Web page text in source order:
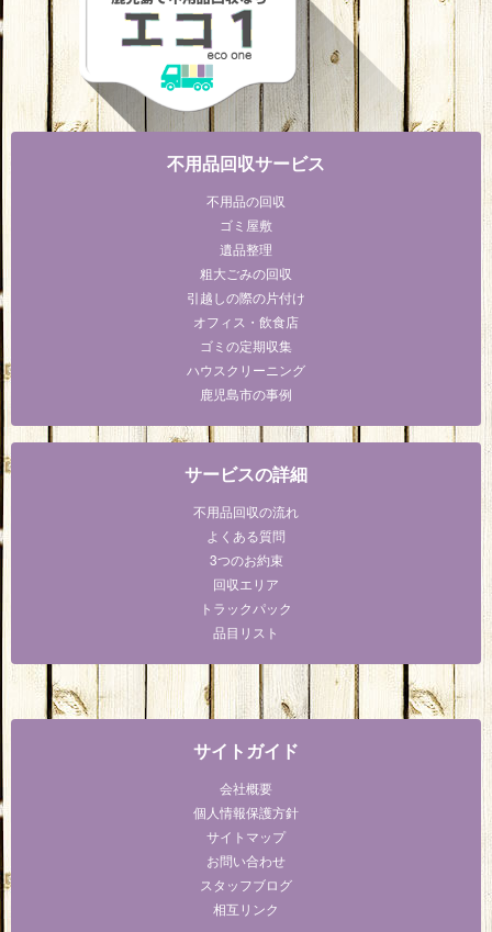
不用品回収サービス
不用品の回収
ゴミ屋敷
遺品整理
粗大ごみの回収
引越しの際の片付け
オフィス・飲食店
ゴミの定期収集
ハウスクリーニング
鹿児島市の事例
サービスの詳細
不用品回収の流れ
よくある質問
3つのお約束
回収エリア
トラックパック
品目リスト
サイトガイド
会社概要
個人情報保護方針
サイトマップ
お問い合わせ
スタッフブログ
相互リンク